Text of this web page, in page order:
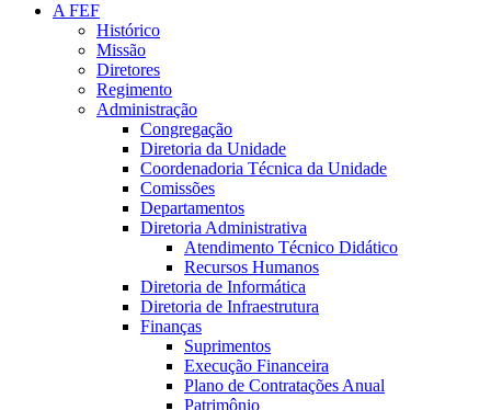
A FEF
Histórico
Missão
Diretores
Regimento
Administração
Congregação
Diretoria da Unidade
Coordenadoria Técnica da Unidade
Comissões
Departamentos
Diretoria Administrativa
Atendimento Técnico Didático
Recursos Humanos
Diretoria de Informática
Diretoria de Infraestrutura
Finanças
Suprimentos
Execução Financeira
Plano de Contratações Anual
Patrimônio